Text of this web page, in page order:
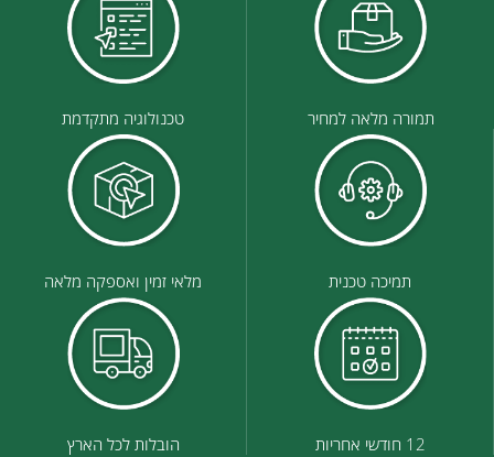
תמורה מלאה למחיר טכנולוגיה מתקדמת
תמיכה טכנית מלאי זמין ואספקה מלאה
12 חודשי אחריות הובלות לכל הארץ